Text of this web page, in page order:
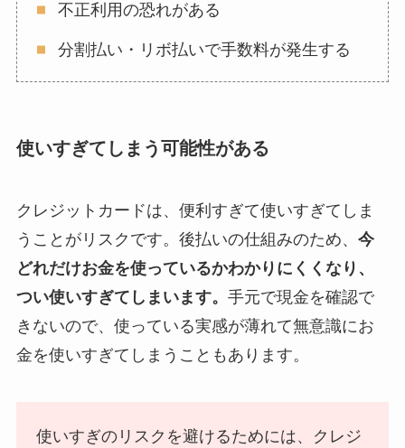
不正利用の恐れがある
分割払い・リボ払いで手数料が発生する
使いすぎてしまう可能性がある
クレジットカードは、便利すぎて使いすぎてしま
うことがリスクです。後払いの仕組みのため、 今
どれだけお金を使っているかわかりにくくなり、
つい使いすぎてしまいます。 手元で現金を確認で
きないので、使っている実感が薄れて無意識にお
金を使いすぎてしまうこともあります。
使いすぎのリスクを避けるためには、クレジ